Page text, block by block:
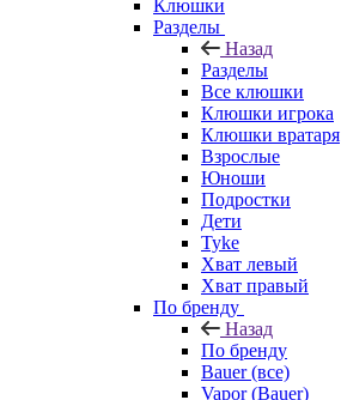
Клюшки
Разделы
Назад
Разделы
Все клюшки
Клюшки игрока
Клюшки вратаря
Взрослые
Юноши
Подростки
Дети
Tyke
Хват левый
Хват правый
По бренду
Назад
По бренду
Bauer (все)
Vapor (Bauer)